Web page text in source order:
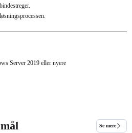
Server 2019 eller nyere
Se mere